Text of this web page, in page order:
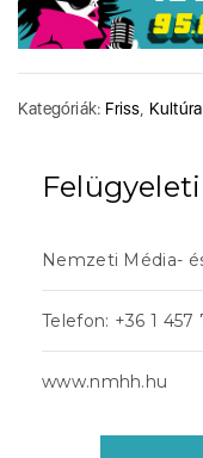
Kategóriák: Friss Kultúra
Nemzeti Média-
Telefon: +36 1 457
www.nmhh.hu